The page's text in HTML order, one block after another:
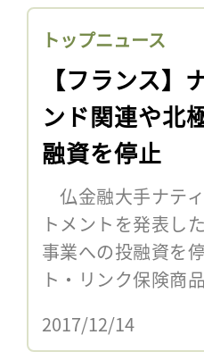
トップニュース
【フランス
ンド関連や北
融資を停止
仏金融大手ナテ
トメントを発表し
事業への投融資を
ト・リンク保険商
2017/12/14